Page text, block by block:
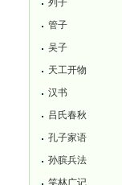
列子
管子
吴子
天工开物
汉书
吕氏春秋
孔子家语
孙膑兵法
笑林广记